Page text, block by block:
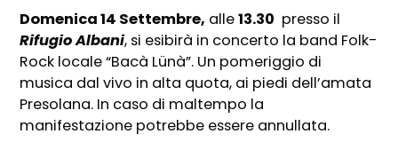
Domenica 14 Settembre, alle13.30 presso il
Rifugio Albani, si esibirà in concerto la band Folk-
Rock locale “Bacà Lünà”. Un pomeriggio di
musica dal vivo in alta quota, ai piedi dell’amata
Presolana. In caso di maltempo la
manifestazione potrebbe essere annullata.